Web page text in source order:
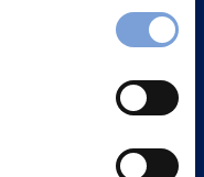
"Informativa